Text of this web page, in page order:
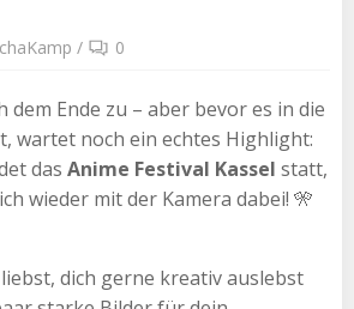
/ 0
dem Ende zu – aber bevor es in die
wartet noch ein echtes Highlight:
das Anime Festival Kassel statt,
wieder mit der Kamera dabei! 🎌
dich gerne kreativ auslebst